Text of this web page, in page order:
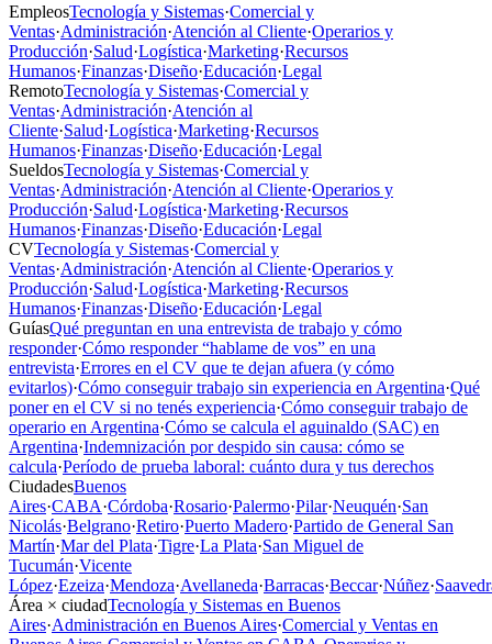
EmpleosTecnología y Sistemas·Comercial y
Ventas·Administración·Atención al Cliente·Operarios y
Producción·Salud·Logística·Marketing·Recursos
Humanos·Finanzas·Diseño·Educación·Legal
RemotoTecnología y Sistemas·Comercial y
Ventas·Administración·Atención al
Cliente·Salud·Logística·Marketing·Recursos
Humanos·Finanzas·Diseño·Educación·Legal
SueldosTecnología y Sistemas·Comercial y
Ventas·Administración·Atención al Cliente·Operarios y
Producción·Salud·Logística·Marketing·Recursos
Humanos·Finanzas·Diseño·Educación·Legal
CVTecnología y Sistemas·Comercial y
Ventas·Administración·Atención al Cliente·Operarios y
Producción·Salud·Logística·Marketing·Recursos
Humanos·Finanzas·Diseño·Educación·Legal
GuíasQué preguntan en una entrevista de trabajo y cómo
responder·Cómo responder “hablame de vos” en una
entrevista·Errores en el CV que te dejan afuera (y cómo
evitarlos)·Cómo conseguir trabajo sin experiencia en Argentina·Qué
poner en el CV si no tenés experiencia·Cómo conseguir trabajo de
operario en Argentina·Cómo se calcula el aguinaldo (SAC) en
Argentina·Indemnización por despido sin causa: cómo se
calcula·Período de prueba laboral: cuánto dura y tus derechos
CiudadesBuenos
Aires·CABA·Córdoba·Rosario·Palermo·Pilar·Neuquén·San
Nicolás·Belgrano·Retiro·Puerto Madero·Partido de General San
Martín·Mar del Plata·Tigre·La Plata·San Miguel de
Tucumán·Vicente
López·Ezeiza·Mendoza·Avellaneda·Barracas·Beccar·Núñez·
Área × ciudadTecnología y Sistemas en Buenos
Aires·Administración en Buenos Aires·Comercial y Ventas en